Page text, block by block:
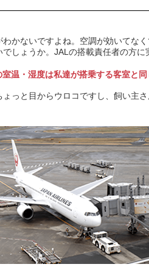
かないですよね。空調が効いてな
しょうか。JALの搭載責任者の方に
温・湿度は私達が搭乗する客室と同
っと目からウロコですし、飼い主